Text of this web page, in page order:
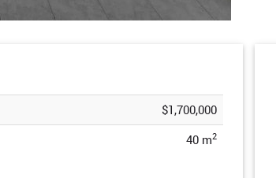
$1,700,000
40 m2